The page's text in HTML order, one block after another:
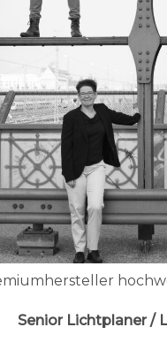
Senior Lichtplaner /